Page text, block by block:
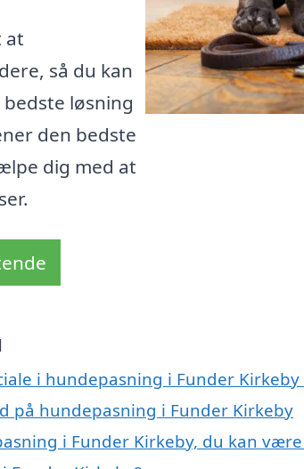
at
så du kan
løsning
den bedste
dig med at
i hundepasning i Funder
på hundepasning i Funder Kirkeby
i Funder Kirkeby, du kan